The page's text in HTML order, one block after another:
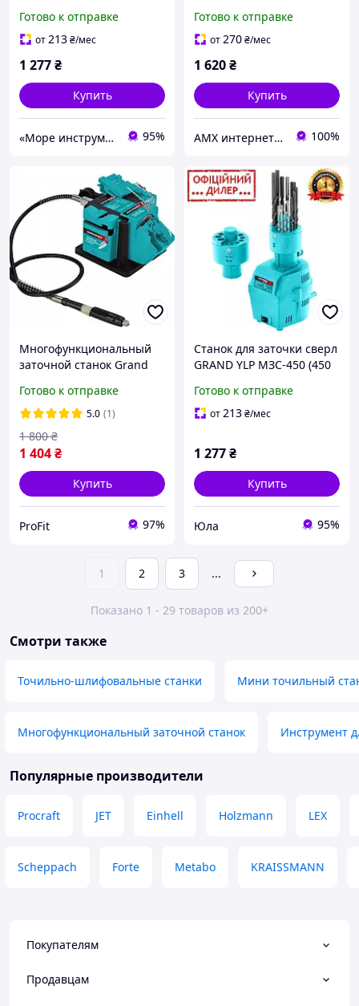
58х40х18 мм) Заточные
станки для сверл
Готово к отправке
от213₴/мес
1 277₴
Купить
«Море инструментов» 95%
Готово к отправке
от270₴/мес
1 620₴
Купить
AMX интернет-магазин инструмента 100%
Многофункциональный
заточной станок Grand
ножницы , стамески )
Готово к отправке
5.0 (1)
1 404₴
1 800 ₴
Купить
ProFit 97%
Станок для заточки сверл
GRAND YLP МЗС-450 (450
58х40х18 мм) Заточные
станки для сверл
Готово к отправке
от213₴/мес
1 277₴
Купить
Юла 95%
1 2 3 ...
Показано 1 - 29 товаров из 200+
Смотри также
Точильно-шлифовальные станки Мини точильный
Многофункциональный заточной станок Инструмент
Популярные производители
Procraft JET Einhell Holzmann LEX
Scheppach Forte Metabo KRAISSMANN
Покупателям
Продавцам